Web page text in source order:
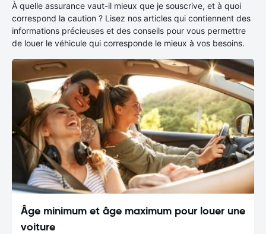
À quelle assurance vaut-il mieux que je souscrive, et à quoi
correspond la caution ? Lisez nos articles qui contiennent des
informations précieuses et des conseils pour vous permettre
de louer le véhicule qui corresponde le mieux à vos besoins.
Âge minimum et âge maximum pour louer une
voiture